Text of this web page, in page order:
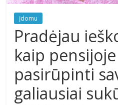
Įdomu
Pradėjau
kaip
pasirūpinti
galiausiai